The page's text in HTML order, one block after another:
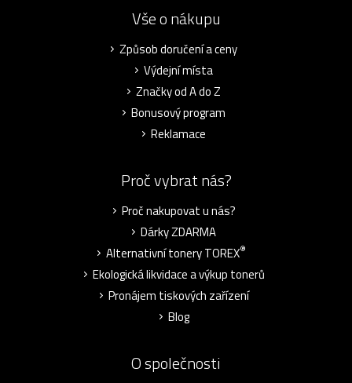
Vše o nákupu
Způsob doručení a ceny
Výdejní místa
Značky od A do Z
Bonusový program
Reklamace
Proč vybrat nás?
Proč nakupovat u nás?
Dárky ZDARMA
Alternativní tonery TOREX®
Ekologická likvidace a výkup tonerů
Pronájem tiskových zařízení
Blog
O společnosti